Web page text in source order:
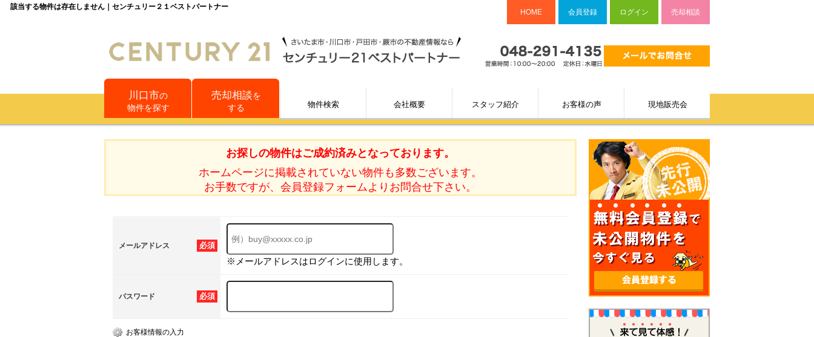
該当する物件は存在しません｜センチュリー２１ベストパートナー
HOME 会員登録 ログイン 売却相談
川口市の
物件を探す
売却相談を
する
物件検索 会社概要 スタッフ紹介 お客様の声 現地販売会
お探しの物件はご成約済みとなっております。
ホームページに掲載されていない物件も多数ございます。
お手数ですが、会員登録フォームよりお問合せ下さい。
必須
メールアドレス
※メールアドレスはログインに使用します。
必須
パスワード
お客様情報の入力